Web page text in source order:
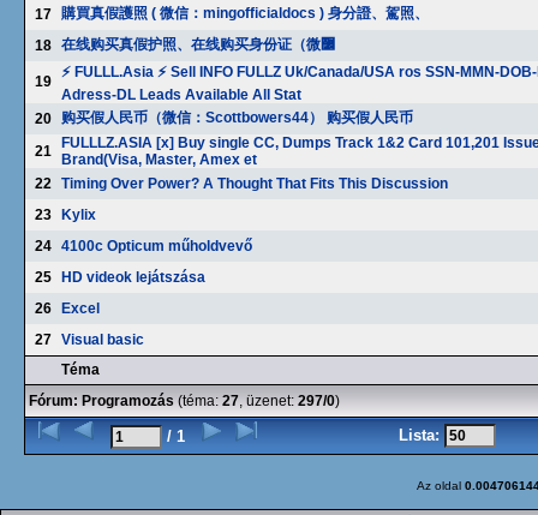
17 購買真假護照 ( 微信：mingofficialdocs ) 身分證、駕照、
18
在线购买真假护照、在线购买身份证（微߼
19
⚡ FULLL.Asia ⚡ Sell INFO FULLZ Uk/Canada/USA ros SSN-MMN-
Adress-DL Leads Available All Stat
20
购买假人民币（微信：Scottbowers44） 购买假人民币
21
FULLLZ.ASIA [x] Buy single CC, Dumps Track 1&2 Card 101,201
Brand(Visa, Master, Amex et
22 Timing Over Power? A Thought That Fits This Discussion
23
Kylix
24 4100c Opticum műholdvevő
25
HD videok lejátszása
26
Excel
27 Visual basic
Téma
Fórum: Programozás (téma: 27, üzenet: 297/0)
/ 1 Lista:
Az oldal